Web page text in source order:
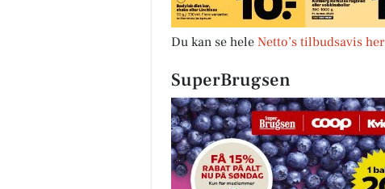
Du kan se hele Netto’s tilbudsavis her
SuperBrugsen